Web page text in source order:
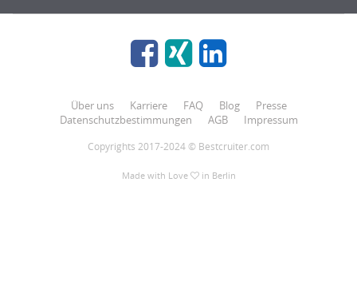
Über uns Karriere FAQ Blog
Presse
Datenschutzbestimmungen
AGB Impressum
Copyrights 2017-2024 © Bestcruiter.com
Made with Love in Berlin